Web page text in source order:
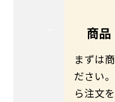
商品
まずは
ださい
ら注文